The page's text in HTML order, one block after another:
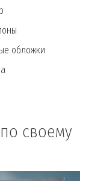
обложки
своему